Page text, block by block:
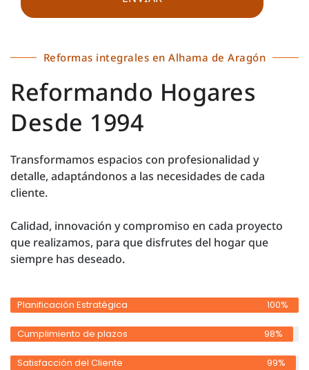
Reformas integrales en Alhama de Aragón
Reformando Hogares
Desde 1994
Transformamos espacios con profesionalidad y
detalle, adaptándonos a las necesidades de cada
cliente.
Calidad, innovación y compromiso en cada proyecto
que realizamos, para que disfrutes del hogar que
siempre has deseado.
Planificación Estratégica 100%
Cumplimiento de plazos 98%
Satisfacción del Cliente 99%